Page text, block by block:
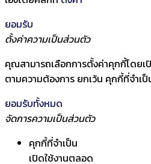
ยอมรับ
ตั้งค่าความเป็นส่วนตัว
คุณสามารถเลือกการตั้งค่าคุกกี้โดย
ตามความต้องการ ยกเว้น คุกกี้ที่จำเป็
ยอมรับทั้งหมด
จัดการความเป็นส่วนตัว
คุกกี้ที่จำเป็น
เปิดใช้งานตลอด